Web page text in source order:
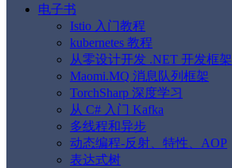
电子书
Istio 入门教程
kubernetes 教程
从零设计开发 .NET 开发框架
Maomi.MQ 消息队列框架
TorchSharp 深度学习
从 C# 入门 Kafka
多线程和异步
动态编程-反射、特性、AOP
表达式树